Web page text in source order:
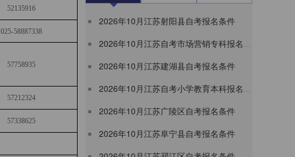
52135916
025-58887338
57758935
57212324
57338625
2026年10月江苏射阳县自考报名条件
​2026年10月江苏自考市场营销专科报名流程
2026年10月江苏建湖县自考报名条件
​2026年10月江苏自考小学教育本科报名流程
2026年10月江苏广陵区自考报名条件
2026年10月江苏阜宁县自考报名条件